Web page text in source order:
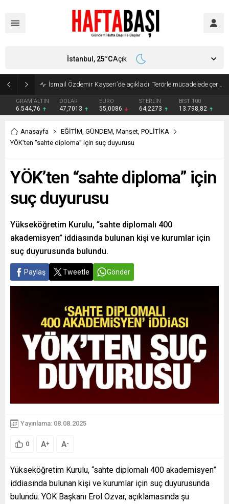
Süleyman Soylu ‘çok korktum’ deyip ilk kez açıkladı: En büyük tehdit dışarısıdır!
GRAM ALTIN
6.544,76
DOLAR
47,7013
EURO
55,0086
STERLİN
64,2273
BIST 100
13.798,82
İstanbul, 25°CAçık
Anasayfa EĞİTİM, GÜNDEM, Manşet, POLİTİKA
YÖK’ten “sahte diploma” için suç duyurusu
YÖK’ten “sahte diploma” için
suç duyurusu
Yükseköğretim Kurulu, “sahte diplomalı 400
akademisyen” iddiasında bulunan kişi ve kurumlar için
suç duyurusunda bulundu.
Paylaş Tweetle Gönder
Yayınlama: 08.08.2025
0 A+ A-
Yükseköğretim Kurulu, “sahte diplomalı 400 akademisyen”
iddiasında bulunan kişi ve kurumlar için suç duyurusunda
bulundu. YÖK Başkanı Erol Özvar, açıklamasında şu